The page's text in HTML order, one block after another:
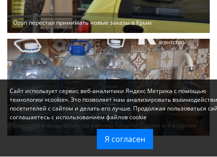
Ozon перестал принимать новые заказы в Крым
Без света и воды остаются районы Алушты, Судака и Феодосии
Сайт использует сервис веб-аналитики Яндекс Метрика с помощью
технологии «cookie». Это позволяет нам анализировать
посетителей с сайтом и делать его лучше. Продолжая пользоваться
соглашаетесь с использованием файлов cookie
Я согласен